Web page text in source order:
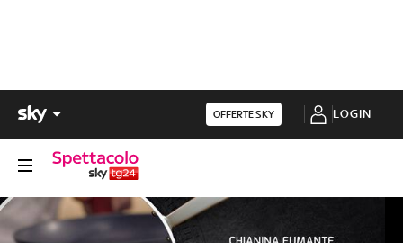
OFFERTE SKY LOGIN